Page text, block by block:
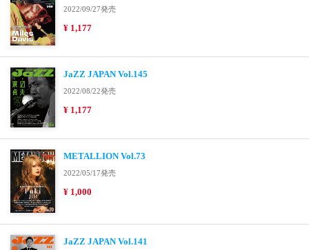
2022/09/27発売
¥ 1,177
JaZZ JAPAN Vol.145
2022/08/22発売
¥ 1,177
METALLION Vol.73
2022/05/17発売
¥ 1,000
JaZZ JAPAN Vol.141